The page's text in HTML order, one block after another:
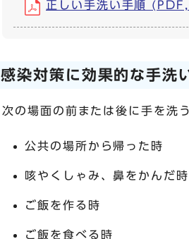
正しい手洗い手順
感染対策に効果的な手洗
次の場面の前または後に手を洗
公共の場所から帰った時
咳やくしゃみ、鼻をかんだ時
ご飯を作る時
ご飯を食べる時